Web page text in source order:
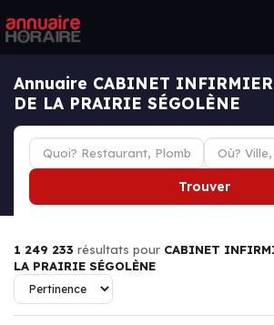
Annuaire CABINET INFIRMIER
DE LA PRAIRIE SÉGOLÈNE
Trouver
1 249 233 résultats pour CABINET
LA PRAIRIE SÉGOLÈNE